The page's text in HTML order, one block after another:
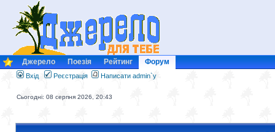
Джерело Поезія Рейтинг Форум
Вхід Реєстрація Написати admin`у
Сьогодні: 08 серпня 2026, 20:43